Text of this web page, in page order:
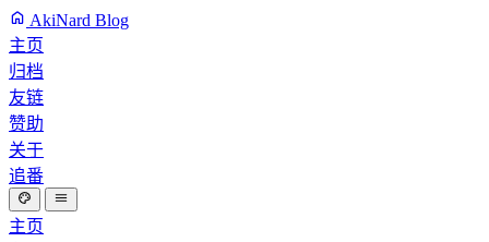
AkiNard Blog
主页
归档
友链
赞助
关于
追番
主页